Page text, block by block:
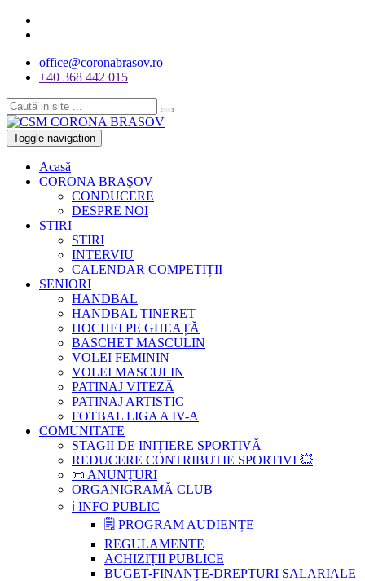
office@coronabrasov.ro
+40 368 442 015
Toggle navigation
Acasă
CORONA BRAŞOV
CONDUCERE
DESPRE NOI
STIRI
STIRI
INTERVIU
CALENDAR COMPETIȚII
SENIORI
HANDBAL
HANDBAL TINERET
HOCHEI PE GHEAȚĂ
BASCHET MASCULIN
VOLEI FEMININ
VOLEI MASCULIN
PATINAJ VITEZĂ
PATINAJ ARTISTIC
FOTBAL LIGA A IV-A
COMUNITATE
STAGII DE INIȚIERE SPORTIVĂ
REDUCERE CONTRIBUTIE SPORTIVI 💥
📜 ANUNȚURI
ORGANIGRAMĂ CLUB
ℹ️ INFO PUBLIC
🗒 PROGRAM AUDIENȚE
REGULAMENTE
ACHIZIȚII PUBLICE
BUGET-FINANȚE-DREPTURI SALARIALE